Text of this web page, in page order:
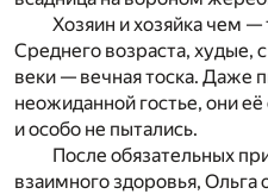
Хозяин и хозяйка чем —
Среднего возраста, худые,
веки — вечная тоска. Даже
неожиданной гостье, они
и особо не пытались.
После обязательных
взаимного здоровья,